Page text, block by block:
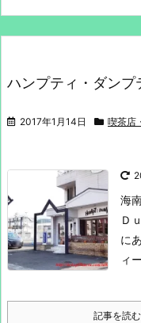
ハンプティ・ダンプ
2017年1月14日 喫茶店
海
Ｄ
に
ィ
記事を読む